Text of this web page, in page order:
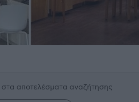
στα αποτελέσματα αναζήτησης